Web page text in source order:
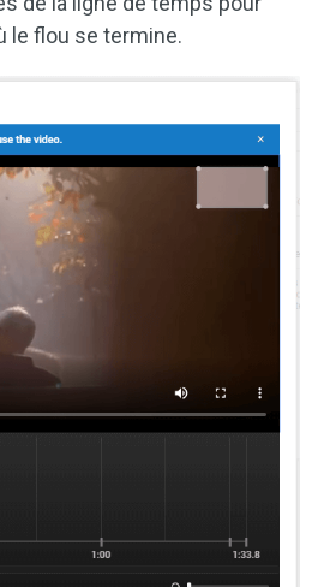
le flou se termine.